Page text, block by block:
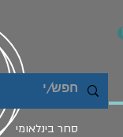
סחר בינלאומי